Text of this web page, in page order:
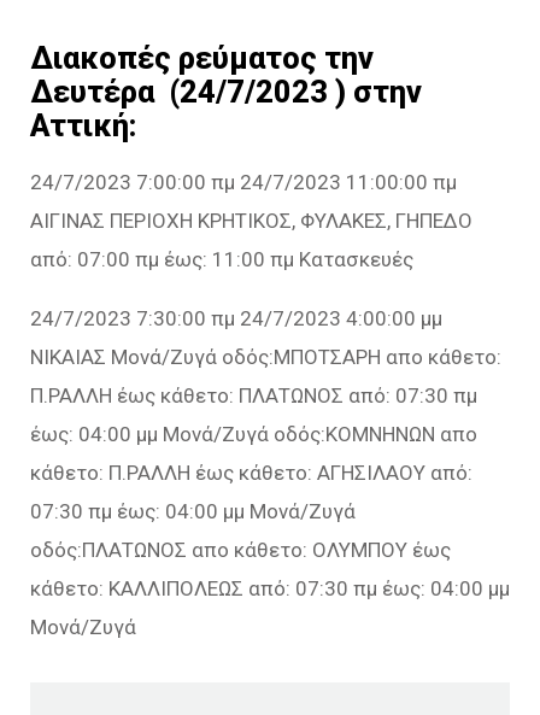
Διακοπές ρεύματος την
Δευτέρα (24/7/2023 ) στην
Αττική:
24/7/2023 7:00:00 πμ 24/7/2023 11:00:00 πμ
ΑΙΓΙΝΑΣ ΠΕΡΙΟΧΗ ΚΡΗΤΙΚΟΣ, ΦΥΛΑΚΕΣ, ΓΗΠΕΔΟ
από: 07:00 πμ έως: 11:00 πμ Κατασκευές
24/7/2023 7:30:00 πμ 24/7/2023 4:00:00 μμ
ΝΙΚΑΙΑΣ Μονά/Ζυγά οδός:ΜΠΟΤΣΑΡΗ απο κάθετο:
Π.ΡΑΛΛΗ έως κάθετο: ΠΛΑΤΩΝΟΣ από: 07:30 πμ
έως: 04:00 μμ Μονά/Ζυγά οδός:ΚΟΜΝΗΝΩΝ απο
κάθετο: Π.ΡΑΛΛΗ έως κάθετο: ΑΓΗΣΙΛΑΟΥ από:
07:30 πμ έως: 04:00 μμ Μονά/Ζυγά
οδός:ΠΛΑΤΩΝΟΣ απο κάθετο: ΟΛΥΜΠΟΥ έως
κάθετο: ΚΑΛΛΙΠΟΛΕΩΣ από: 07:30 πμ έως: 04:00 μμ
Μονά/Ζυγά